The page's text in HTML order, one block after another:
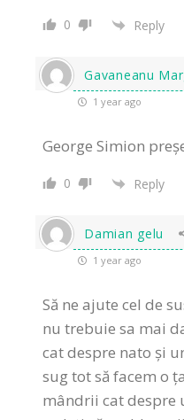
0 Reply
Gavaneanu
1 year ago
George Simion
0 Reply
Damian gelu
1 year ago
Să ne ajute cel de
nu trebuie sa mai
cat despre nato și
sug tot să facem o
mândrii cat despre